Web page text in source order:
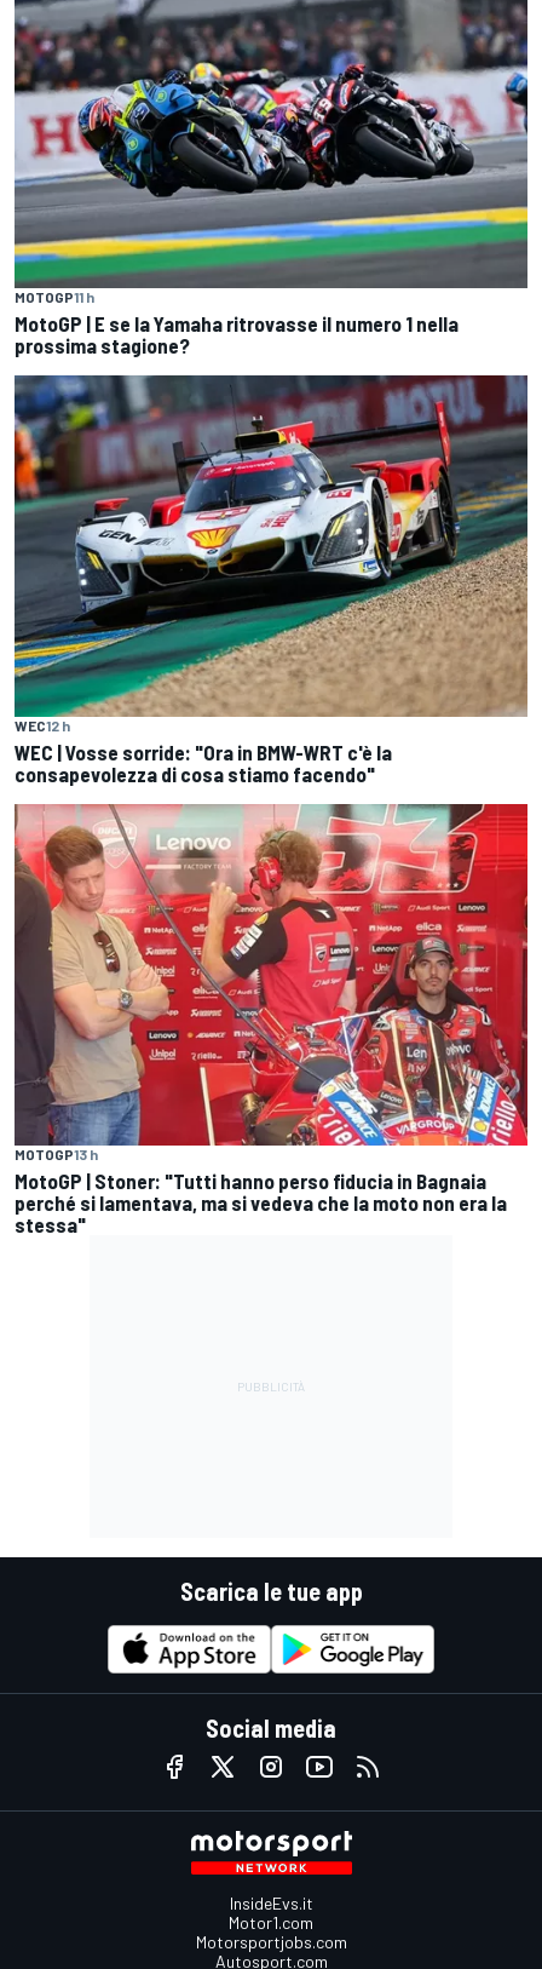
MOTOGP11 h
MotoGP | E se la Yamaha ritrovasse il numero 1 nella
prossima stagione?
WEC12 h
WEC | Vosse sorride: "Ora in BMW-WRT c'è la
consapevolezza di cosa stiamo facendo"
MOTOGP13 h
MotoGP | Stoner: "Tutti hanno perso fiducia in Bagnaia
perché si lamentava, ma si vedeva che la moto non era la
stessa"
Scarica le tue app
Social media
InsideEvs.it
Motor1.com
Motorsportjobs.com
Autosport.com